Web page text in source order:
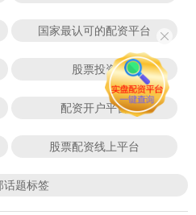
国家最认可的配资平台
股票投资
配资开户平台
股票配资线上平台
话题标签